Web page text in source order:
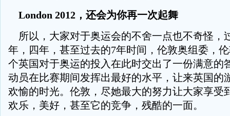
London 2012，还会为你再一次起舞
所以，大家对于奥运会的不舍一点也不奇怪，
年，四年，甚至过去的7年时间，伦敦奥组委，
个英国对于奥运的投入在此时交出了一份满意的
动员在比赛期间发挥出最好的水平，让来英国的
欢愉的时光。伦敦，尽她最大的努力让大家享受
欢乐，美好，甚至它的竞争，残酷的一面。